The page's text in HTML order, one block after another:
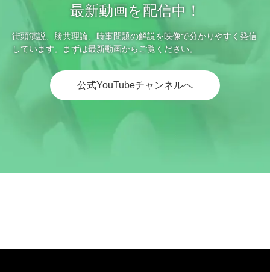
最新動画を配信中！
街頭演説、勝共理論、時事問題の解説を映像で分かりやすく発信
しています。まずは最新動画からご覧ください。
公式YouTubeチャンネルへ